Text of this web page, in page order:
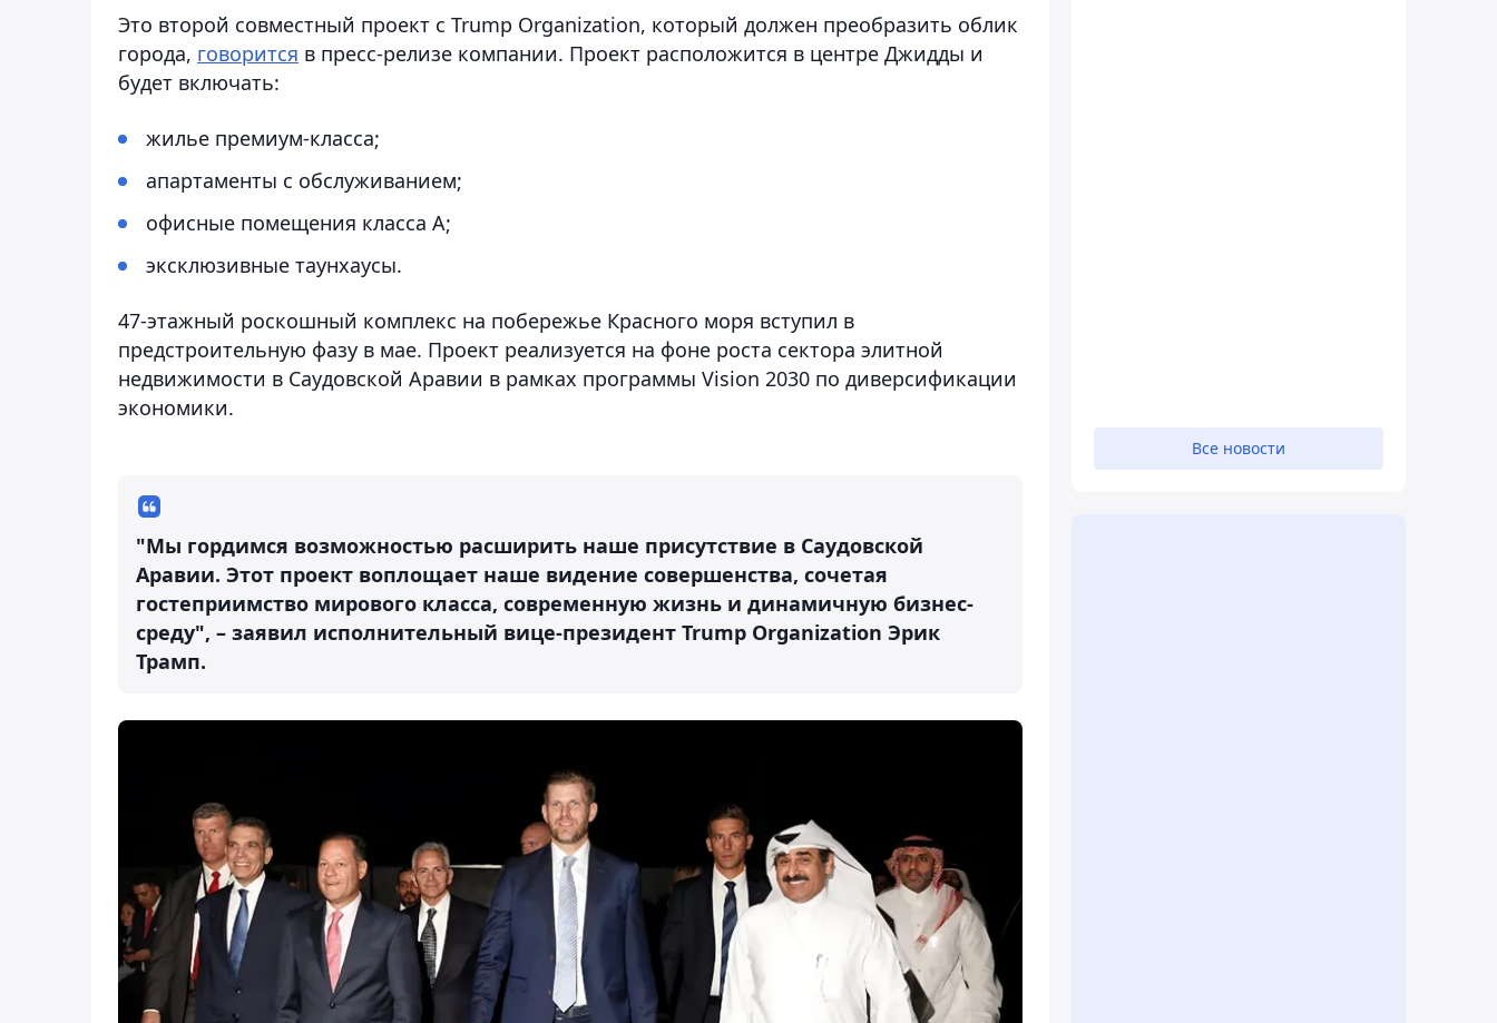
Это второй совместный проект с Trump Organization, который должен преобразить облик
города, говорится в пресс-релизе компании. Проект расположится в центре Джидды и
будет включать:
жилье премиум-класса;
апартаменты с обслуживанием;
офисные помещения класса А;
эксклюзивные таунхаусы.
47-этажный роскошный комплекс на побережье Красного моря вступил в
предстроительную фазу в мае. Проект реализуется на фоне роста сектора элитной
недвижимости в Саудовской Аравии в рамках программы Vision 2030 по диверсификации
экономики.
"Мы гордимся возможностью расширить наше присутствие в Саудовской
Аравии. Этот проект воплощает наше видение совершенства, сочетая
гостеприимство мирового класса, современную жизнь и динамичную бизнес-
среду", – заявил исполнительный вице-президент Trump Organization Эрик
Трамп.
Все новости